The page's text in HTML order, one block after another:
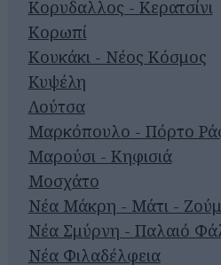
Κορυδαλλος - Κερατσίνι
Κορωπί
Κουκάκι - Νέος Κόσμος
Κυψέλη
Λούτσα
Μαρκόπουλο - Πόρτο
Μαρούσι - Κηφισιά
Μοσχάτο
Νέα Μάκρη - Μάτι -
Νέα Σμύρνη - Παλαιό
Νέα Φιλαδέλφεια